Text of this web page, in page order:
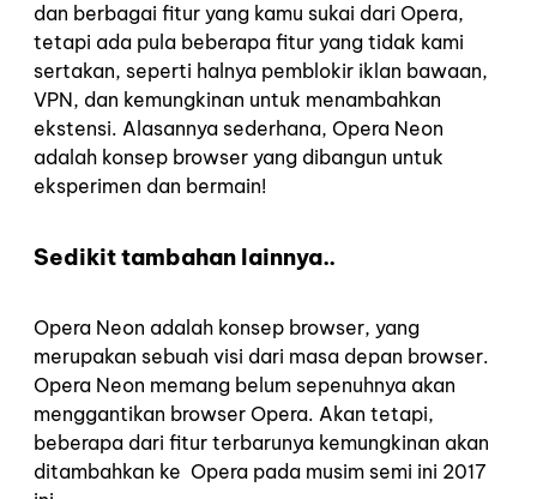
dan berbagai fitur yang kamu sukai dari Opera,
tetapi ada pula beberapa fitur yang tidak kami
sertakan, seperti halnya pemblokir iklan bawaan,
VPN, dan kemungkinan untuk menambahkan
ekstensi. Alasannya sederhana, Opera Neon
adalah konsep browser yang dibangun untuk
eksperimen dan bermain!
Sedikit tambahan lainnya..
Opera Neon adalah konsep browser, yang
merupakan sebuah visi dari masa depan browser.
Opera Neon memang belum sepenuhnya akan
menggantikan browser Opera. Akan tetapi,
beberapa dari fitur terbarunya kemungkinan akan
ditambahkan ke Opera pada musim semi ini 2017